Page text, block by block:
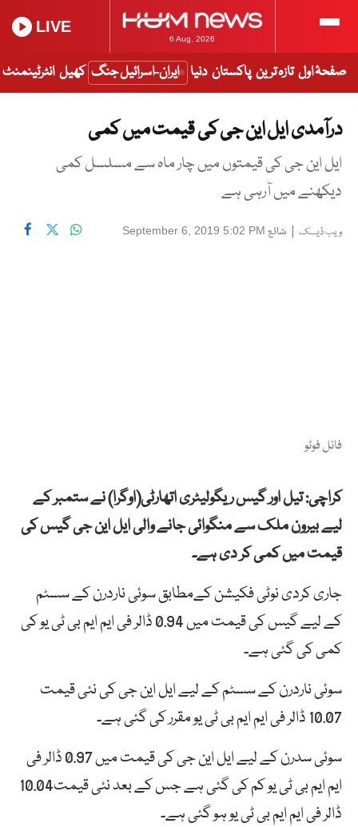
6 Aug, 2026
LIVE
صفحۂ اول تازہ ترین پاکستان دنیا ایران-اسرائیل جنگ کھیل انٹرٹینمنٹ
درآمدی ایل این جی کی قیمت میں کمی
ایل این جی کی قیمتوں میں چار ماہ سے مسلسل کمی
دیکھنے میں آرہی ہے
ویب ڈیسک | شائع September 6, 2019 5:02 PM
فائل فوٹو
کراچی:تیل اور گیس ریگولیٹری اتھارٹی(اوگرا) نے ستمبر کے
لیے بیرون ملک سے منگوائی جانے والی ایل این جی گیس کی
قیمت میں کمی کر دی ہے۔
جاری کردی نوٹی فکیشن کےمطابق سوئی ناردرن کے سسٹم
کے لیے گیس کی قیمت میں 0.94 ڈالر فی ایم ایم بی ٹی یو کی
کمی کی گئی ہے۔
سوئی ناردرن کے سسٹم کے لیے ایل این جی کی نئی قیمت
10.07 ڈالر فی ایم ایم بی ٹی یو مقرر کی گئی ہے۔
سوئی سدرن کے لیے ایل این جی کی قیمت میں 0.97 ڈالر فی
ایم ایم بی ٹی یو کم کی گئی ہے جس کے بعد نئی قیمت10.04
ڈالر فی ایم ایم بی ٹی یو ہو گئی ہے۔